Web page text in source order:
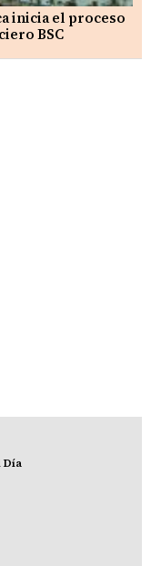
inicia el proceso
BSC
Día